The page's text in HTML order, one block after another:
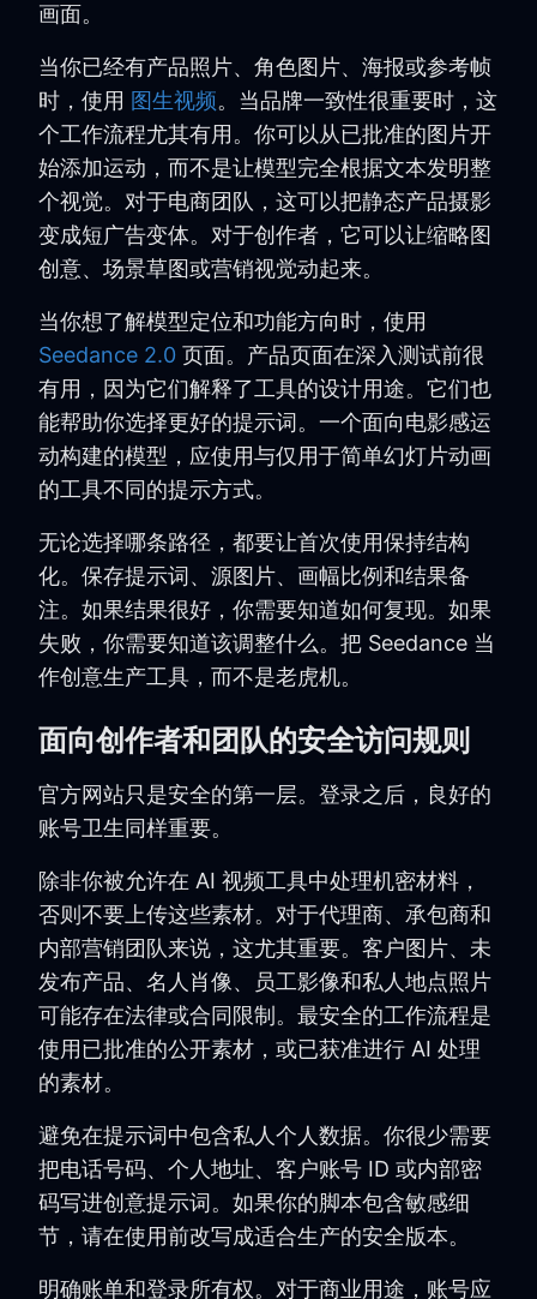
画面。
当你已经有产品照片、角色图片、海报或参考帧
时，使用 图生视频。当品牌一致性很重要时，这
个工作流程尤其有用。你可以从已批准的图片开
始添加运动，而不是让模型完全根据文本发明整
个视觉。对于电商团队，这可以把静态产品摄影
变成短广告变体。对于创作者，它可以让缩略图
创意、场景草图或营销视觉动起来。
当你想了解模型定位和功能方向时，使用
Seedance 2.0 页面。产品页面在深入测试前很
有用，因为它们解释了工具的设计用途。它们也
能帮助你选择更好的提示词。一个面向电影感运
动构建的模型，应使用与仅用于简单幻灯片动画
的工具不同的提示方式。
无论选择哪条路径，都要让首次使用保持结构
化。保存提示词、源图片、画幅比例和结果备
注。如果结果很好，你需要知道如何复现。如果
失败，你需要知道该调整什么。把 Seedance 当
作创意生产工具，而不是老虎机。
面向创作者和团队的安全访问规则
官方网站只是安全的第一层。登录之后，良好的
账号卫生同样重要。
除非你被允许在 AI 视频工具中处理机密材料，
否则不要上传这些素材。对于代理商、承包商和
内部营销团队来说，这尤其重要。客户图片、未
发布产品、名人肖像、员工影像和私人地点照片
可能存在法律或合同限制。最安全的工作流程是
使用已批准的公开素材，或已获准进行 AI 处理
的素材。
避免在提示词中包含私人个人数据。你很少需要
把电话号码、个人地址、客户账号 ID 或内部密
码写进创意提示词。如果你的脚本包含敏感细
节，请在使用前改写成适合生产的安全版本。
明确账单和登录所有权。对于商业用途，账号应